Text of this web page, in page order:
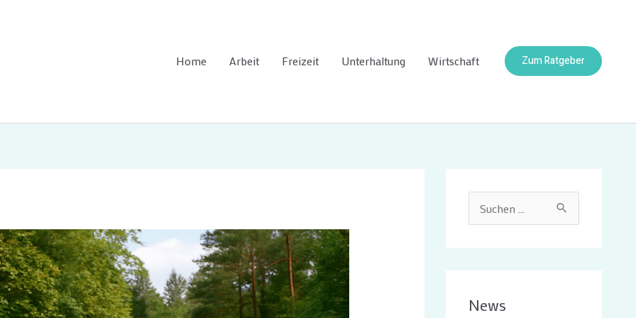
Home Arbeit Freizeit Unterhaltung Wirtschaft Zum Ratgeber
e
News